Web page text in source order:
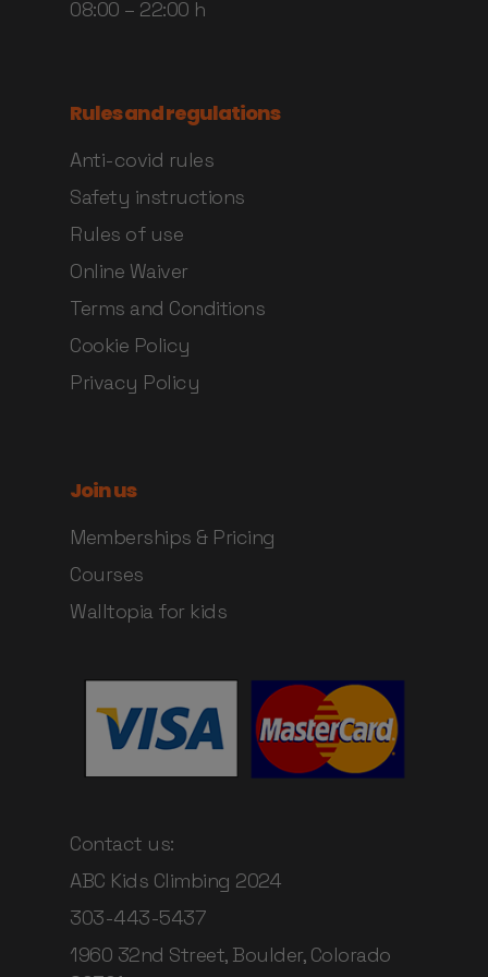
08:00 – 22:00 h
Rules and regulations
Anti-covid rules
Safety instructions
Rules of use
Online Waiver
Terms and Conditions
Cookie Policy
Privacy Policy
Join us
Memberships & Pricing
Courses
Walltopia for kids
Contact us:
ABC Kids Climbing 2024
303-443-5437
1960 32nd Street, Boulder, Colorado